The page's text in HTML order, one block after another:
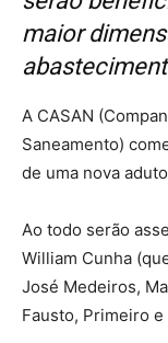
maior
A CASAN
Saneamento)
de uma nova
Ao todo serão
William Cunha
José Medeiros,
Fausto, Primeiro e